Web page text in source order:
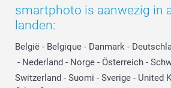
smartphoto is aanwezig in
landen:
België - Belgique - Danmark -
- Nederland - Norge - Österreich -
Switzerland - Suomi - Sverige - United